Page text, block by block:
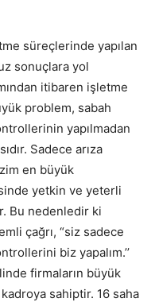
süreçlerinde yapılan
sonuçlara yol
itibaren işletme
problem, sabah
yapılmadan
Sadece arıza
en büyük
yetkin ve yeterli
Bu nedenledir ki
çağrı, “siz sadece
biz yapalım.’’
firmaların büyük
sahiptir. 16 saha